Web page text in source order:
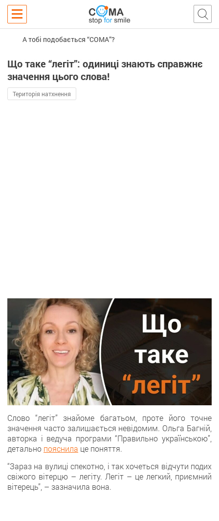
А тобі подобається “COMA”?
Що таке “легіт”: одиниці знають справжнє
значення цього слова!
Територія натхнення
Слово “легіт” знайоме багатьом, проте його точне
значення часто залишається невідомим. Ольга Багній,
авторка і ведуча програми “Правильно українською”,
детально пояснила це поняття.
“Зараз на вулиці спекотно, і так хочеться відчути подих
свіжого вітерцю – легіту. Легіт – це легкий, приємний
вітерець”, – зазначила вона.